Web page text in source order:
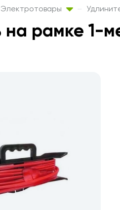
Электротовары
на рамке 1-